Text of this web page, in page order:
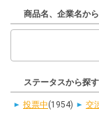
商品名、企業名か
ステータスから探す
投票中(1954) 交